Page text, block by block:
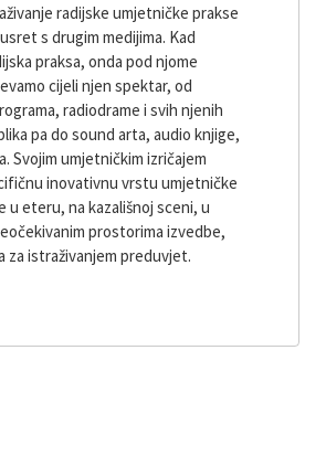
radijske umjetničke prakse
s drugim medijima. Kad
praksa, onda pod njome
cijeli njen spektar, od
radiodrame i svih njenih
pa do sound arta, audio knjige,
Svojim umjetničkim izričajem
inovativnu vrstu umjetničke
u eteru, na kazališnoj sceni, u
prostorima izvedbe,
za istraživanjem preduvjet.